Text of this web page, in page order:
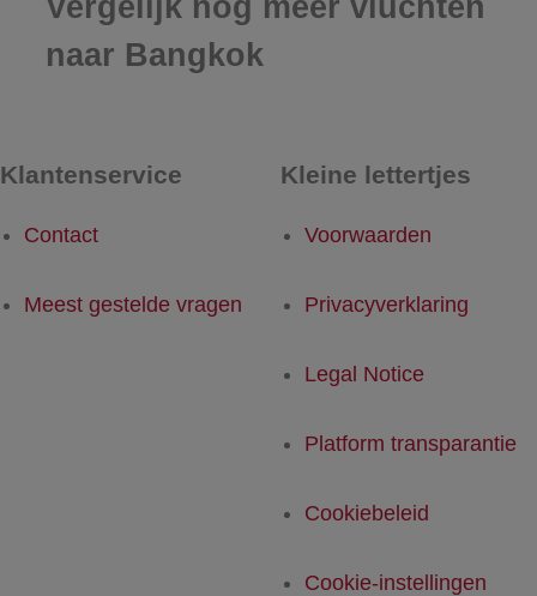
Vergelijk nog meer vluchten
naar Bangkok
Klantenservice
Contact
Meest gestelde vragen
Kleine lettertjes
Voorwaarden
Privacyverklaring
Legal Notice
Platform transparantie
Cookiebeleid
Cookie-instellingen